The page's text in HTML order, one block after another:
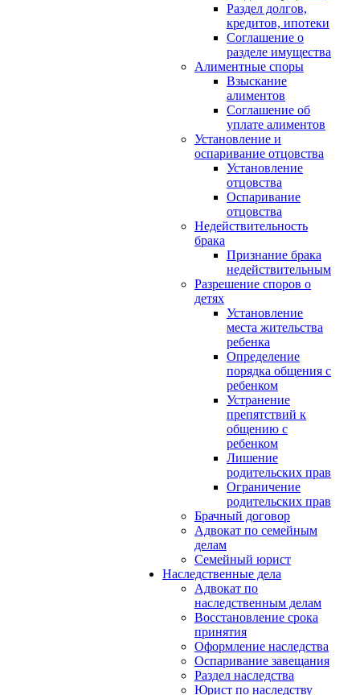
Раздел долгов,
кредитов, ипотеки
Соглашение о
разделе имущества
Алиментные споры
Взыскание
алиментов
Соглашение об
уплате алиментов
Установление и
оспаривание отцовства
Установление
отцовства
Оспаривание
отцовства
Недействительность
брака
Признание брака
недействительным
Разрешение споров о
детях
Установление
места жительства
ребенка
Определение
порядка общения с
ребенком
Устранение
препятствий к
общению с
ребенком
Лишение
родительских прав
Ограничение
родительских прав
Брачный договор
Адвокат по семейным
делам
Семейный юрист
Наследственные дела
Адвокат по
наследственным делам
Восстановление срока
принятия
Оформление наследства
Оспаривание завещания
Раздел наследства
Юрист по наследству